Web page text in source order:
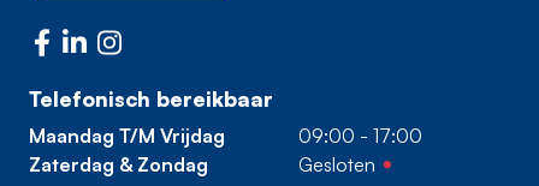
Telefonisch bereikbaar
Maandag T/m Vrijdag 09:00 - 17:00
Zaterdag & Zondag
Gesloten